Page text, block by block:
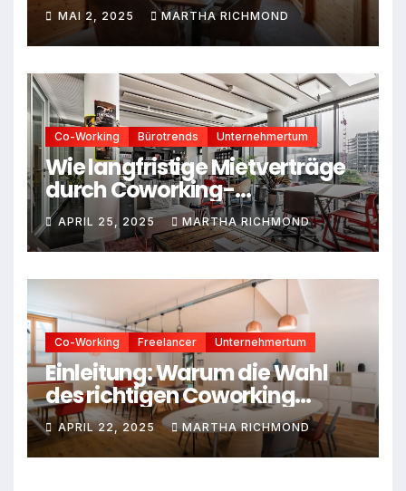
MAI 2, 2025 MARTHA RICHMOND
Co-Working Bürotrends Unternehmertum
Wie langfristige Mietverträge
durch Coworking-
Mitgliedschaften ersetzt
werden
APRIL 25, 2025 MARTHA RICHMOND
Co-Working Freelancer Unternehmertum
Einleitung: Warum die Wahl
des richtigen Coworking
Spaces entscheidend ist
APRIL 22, 2025 MARTHA RICHMOND